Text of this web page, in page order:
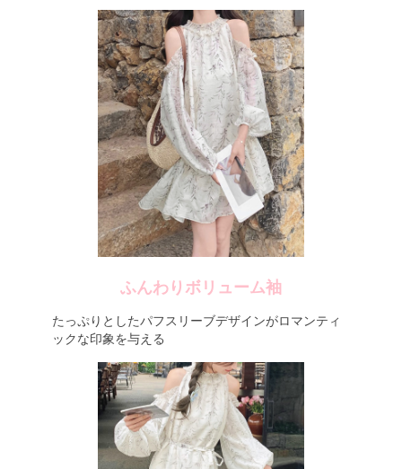
ふんわりボリューム袖
たっぷりとしたパフスリーブデザインがロマンティ
ックな印象を与える